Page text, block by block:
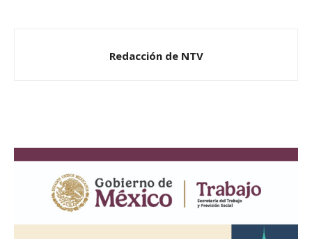
Redacción de NTV